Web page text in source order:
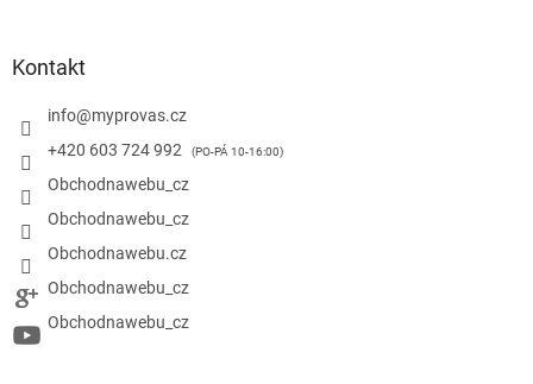
Kontakt
info@myprovas.cz
+420 603 724 992
Obchodnawebu_cz
Obchodnawebu_cz
Obchodnawebu.cz
Obchodnawebu_cz
Obchodnawebu_cz